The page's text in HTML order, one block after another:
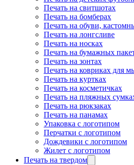
Печать на свитшотах
Печать на бомберах
Печать на обуви,
Печать на лонгсливе
Печать на носках
Печать на бумажных
Печать на зонтах
Печать на ковриках для
Печать на куртках
Печать на косметичках
Печать на пляжных
Печать на рюкзаках
Печать на панамах
Упаковка с логотипом
Перчатки с логотипом
Дождевики с логотипом
Жилет с логотипом
Печать на твердом